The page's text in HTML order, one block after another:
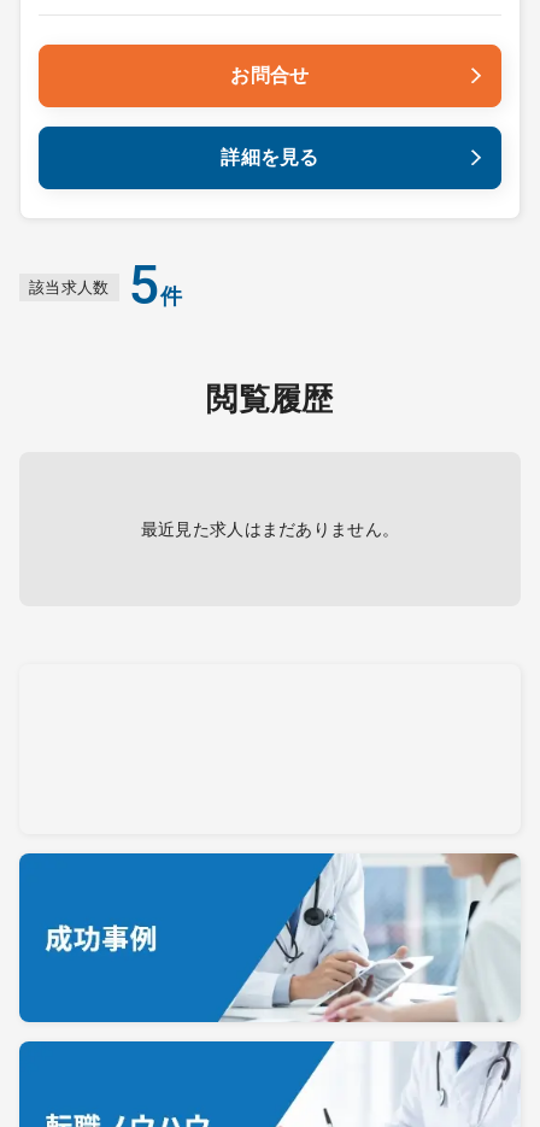
お問合せ
詳細を見る
該当求人数 5件
閲覧履歴
最近見た求人はまだありません。